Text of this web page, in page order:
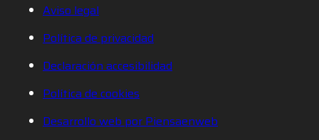
Aviso legal
Política de privacidad
Declaración accesibilidad
Política de cookies
Desarrollo web por Piensaenweb